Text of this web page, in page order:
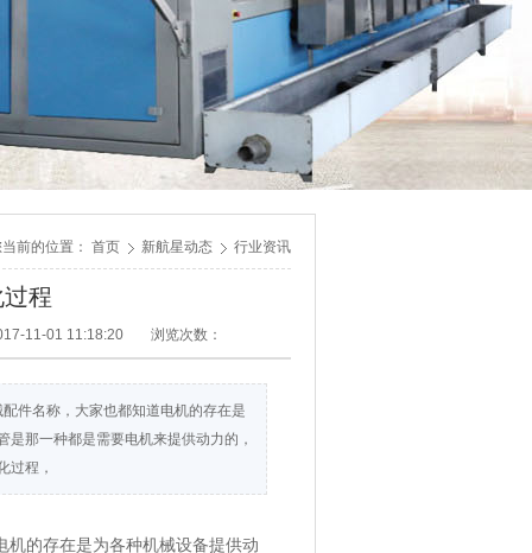
前的位置： 首页 新航星动态 行业资讯
程
11-01 11:18:20 浏览次数：
件名称，大家也都知道电机的存在是
那一种都是需要电机来提供动力的，
过程，
的存在是为各种机械设备提供动